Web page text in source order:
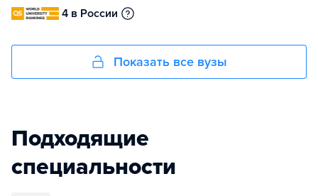
4 в России
Показать все вузы
Подходящие
специальности